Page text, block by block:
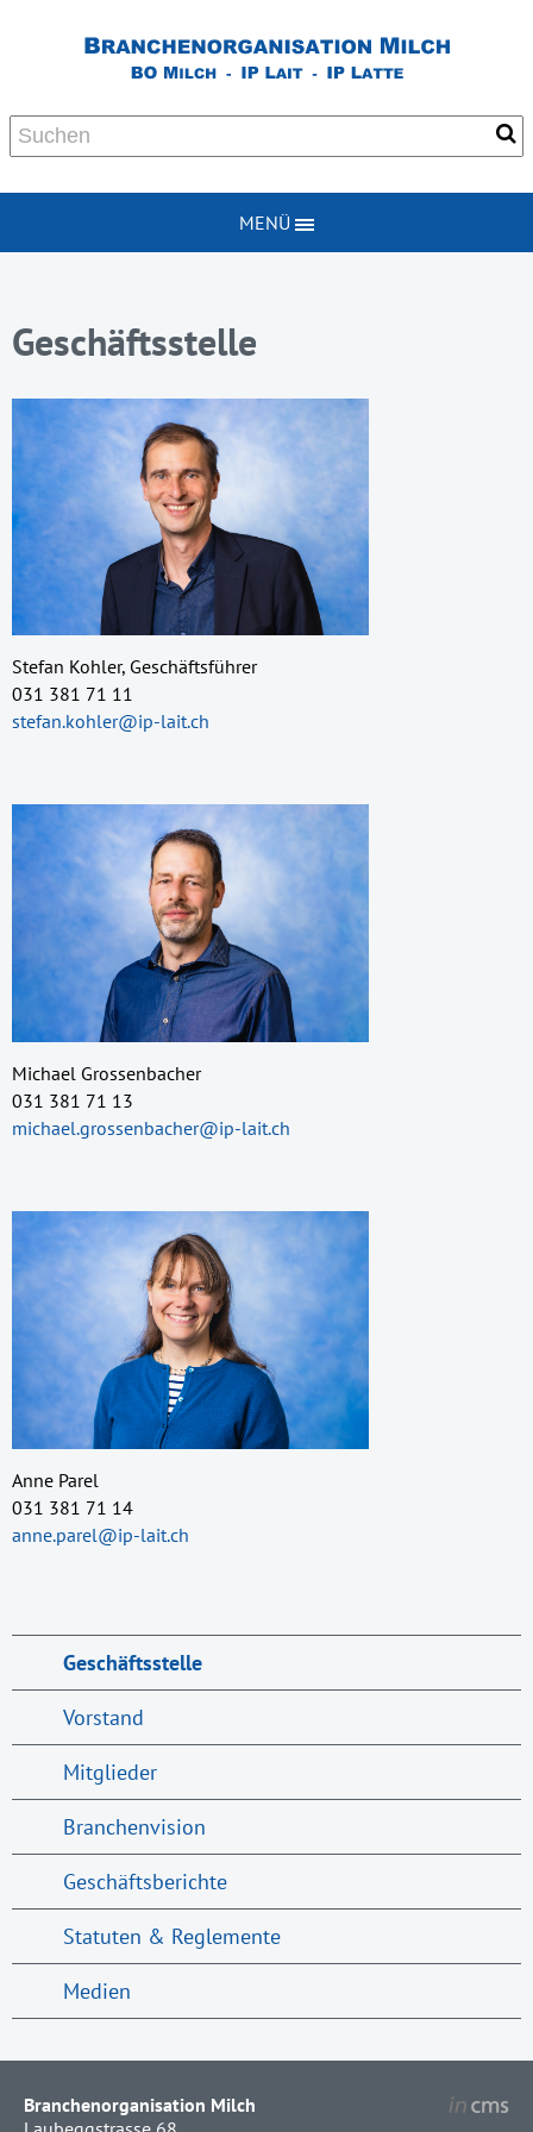
MENÜ
Geschäftsstelle
Stefan Kohler, Geschäftsführer
031 381 71 11
stefan.kohler@ip-lait.ch
Michael Grossenbacher
031 381 71 13
michael.grossenbacher@ip-lait.ch
Anne Parel
031 381 71 14
anne.parel@ip-lait.ch
Geschäftsstelle
Vorstand
Mitglieder
Branchenvision
Geschäftsberichte
Statuten & Reglemente
Medien
Branchenorganisation Milch